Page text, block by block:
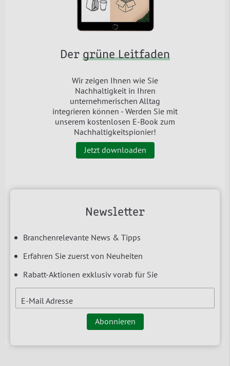
Newsletter
Branchenrelevante News & Tipps
Erfahren Sie zuerst von Neuheiten
Rabatt-Aktionen exklusiv vorab für Sie
E-Mail Adresse
Abonnieren
Der grüne Leitfaden
Wir zeigen Ihnen wie Sie
Nachhaltigkeit in Ihren
unternehmerischen Alltag
integrieren können - Werden Sie mit
unserem kostenlosen E-Book zum
Nachhaltigkeitspionier!
Jetzt downloaden